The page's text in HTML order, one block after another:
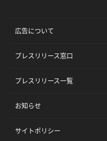
広告について
プレスリリース窓口
プレスリリース一覧
お知らせ
サイトポリシー